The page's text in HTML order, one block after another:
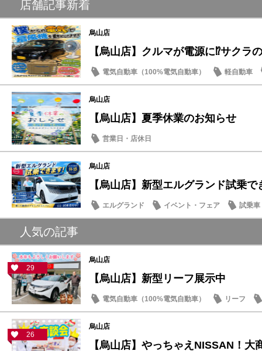
店舗記事新着
烏山店
【烏山店】クルマが電源に⁉サクラ
電気自動車（100%電気自動車） 軽自動車
烏山店
【烏山店】夏季休業のお知らせ
営業日・店休日
烏山店
【烏山店】新型エルグランド試乗で
エルグランド イベント・フェア
試乗車
記念品・プレゼント
人気の記事
29
烏山店
【烏山店】新型リーフ展示中
電気自動車（100%電気自動車）
リーフ
新型車
26
烏山店